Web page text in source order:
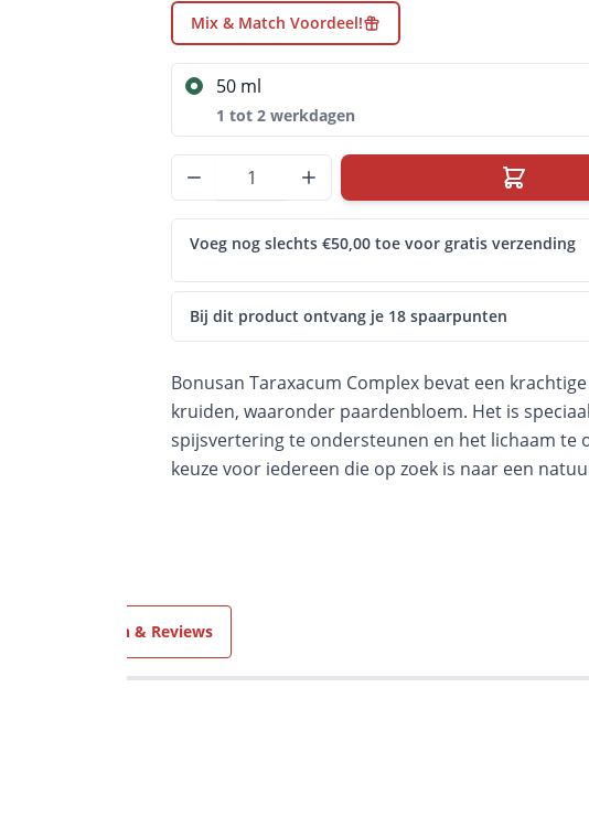
Mix & Match Voordeel!
50 ml
1 tot 2 werkdagen
Voeg nog slechts €50,00 toe voor gratis verzending
Bij dit product ontvang je 18 spaarpunten
Bonusan Taraxacum Complex bevat een
kruiden, waaronder paardenbloem. Het is
spijsvertering te ondersteunen en het lichaam te
keuze voor iedereen die op zoek is naar een
Ervaringen & Reviews